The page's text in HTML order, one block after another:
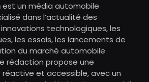
est un média automobile
dans l’actualité des
technologiques, les
les essais, les lancements de
du marché automobile
rédaction propose une
et accessible, avec un